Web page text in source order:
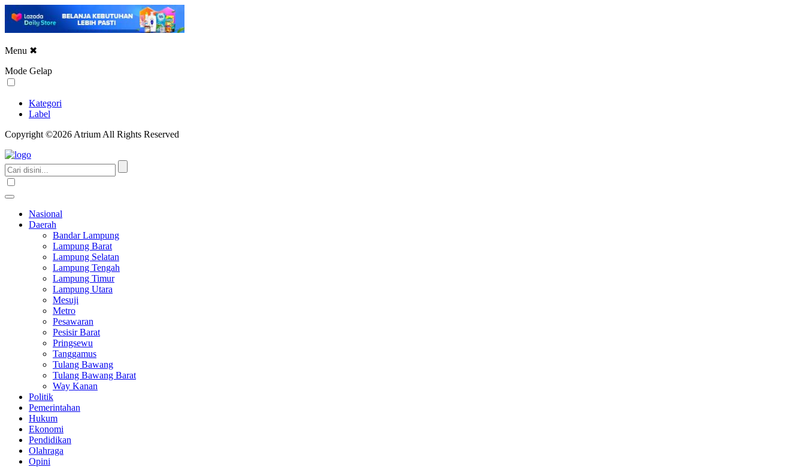
Menu ✖
Mode Gelap
Kategori
Label
Copyright ©2026 Atrium All Rights Reserved
Nasional
Daerah
Bandar Lampung
Lampung Barat
Lampung Selatan
Lampung Tengah
Lampung Timur
Lampung Utara
Mesuji
Metro
Pesawaran
Pesisir Barat
Pringsewu
Tanggamus
Tulang Bawang
Tulang Bawang Barat
Way Kanan
Politik
Pemerintahan
Hukum
Ekonomi
Pendidikan
Olahraga
Opini